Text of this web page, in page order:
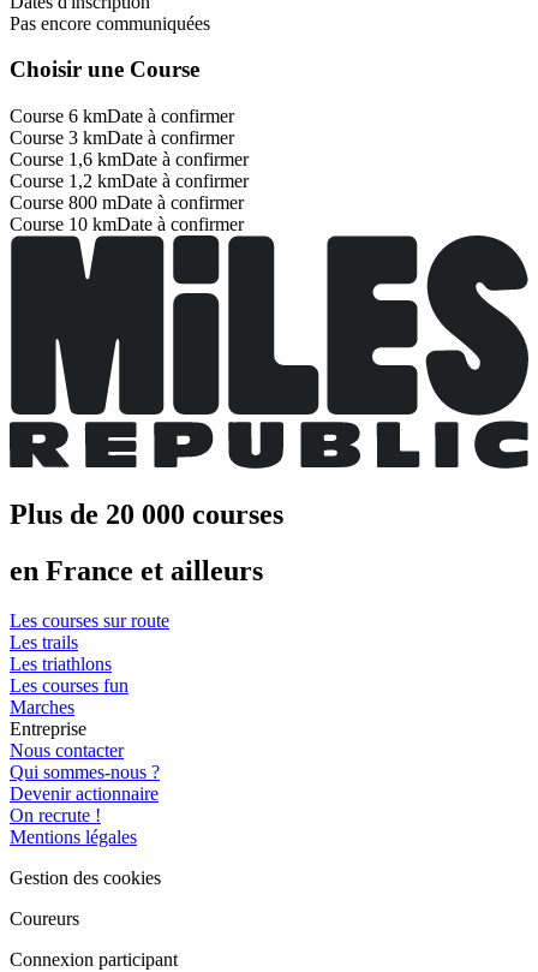
Pas encore communiquées
Choisir une Course
Course 6 kmDate à confirmer
Course 3 kmDate à confirmer
Course 1,6 kmDate à confirmer
Course 1,2 kmDate à confirmer
Course 800 mDate à confirmer
Course 10 kmDate à confirmer
Plus de 20 000 courses
en France et ailleurs
Les courses sur route
Les trails
Les triathlons
Les courses fun
Marches
Entreprise
Nous contacter
Qui sommes-nous ?
Devenir actionnaire
On recrute !
Mentions légales
Gestion des cookies
Coureurs
Connexion participant